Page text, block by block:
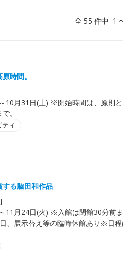
全 55 件中 1
時間。
10月31日(土) ※開始時間は、原則
。
ィ
る脇田和作品
11月24日(火) ※入館は閉館30分前ま
、展示替え等の臨時休館あり※日